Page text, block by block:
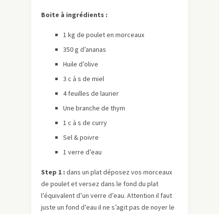
Boite à ingrédients :
1 kg de poulet en morceaux
350 g d’ananas
Huile d’olive
3 c à s de miel
4 feuilles de laurier
Une branche de thym
1 c à s de curry
Sel & poivre
1 verre d’eau
Step 1 : dans un plat déposez vos morceaux
de poulet et versez dans le fond du plat
l’équivalent d’un verre d’eau. Attention il faut
juste un fond d’eau il ne s’agit pas de noyer le